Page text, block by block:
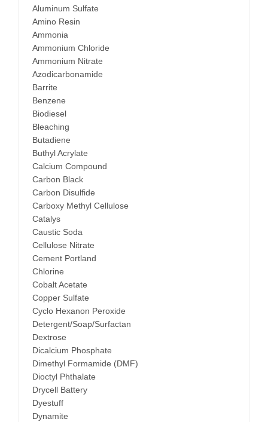
Aluminum Sulfate
Amino Resin
Ammonia
Ammonium Chloride
Ammonium Nitrate
Azodicarbonamide
Barrite
Benzene
Biodiesel
Bleaching
Butadiene
Buthyl Acrylate
Calcium Compound
Carbon Black
Carbon Disulfide
Carboxy Methyl Cellulose
Catalys
Caustic Soda
Cellulose Nitrate
Cement Portland
Chlorine
Cobalt Acetate
Copper Sulfate
Cyclo Hexanon Peroxide
Detergent/Soap/Surfactan
Dextrose
Dicalcium Phosphate
Dimethyl Formamide (DMF)
Dioctyl Phthalate
Drycell Battery
Dyestuff
Dynamite